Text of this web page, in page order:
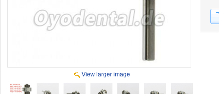
View larger image